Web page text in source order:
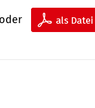
oder